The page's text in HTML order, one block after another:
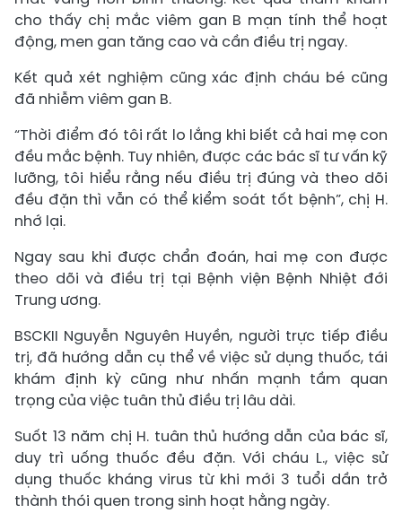
cho thấy chị mắc viêm gan B mạn tính thể hoạt
động, men gan tăng cao và cần điều trị ngay.
Kết quả xét nghiệm cũng xác định cháu bé cũng
đã nhiễm viêm gan B.
“Thời điểm đó tôi rất lo lắng khi biết cả hai mẹ con
đều mắc bệnh. Tuy nhiên, được các bác sĩ tư vấn kỹ
lưỡng, tôi hiểu rằng nếu điều trị đúng và theo dõi
đều đặn thì vẫn có thể kiểm soát tốt bệnh”, chị H.
nhớ lại.
Ngay sau khi được chẩn đoán, hai mẹ con được
theo dõi và điều trị tại Bệnh viện Bệnh Nhiệt đới
Trung ương.
BSCKII Nguyễn Nguyên Huyền, người trực tiếp điều
trị, đã hướng dẫn cụ thể về việc sử dụng thuốc, tái
khám định kỳ cũng như nhấn mạnh tầm quan
trọng của việc tuân thủ điều trị lâu dài.
Suốt 13 năm chị H. tuân thủ hướng dẫn của bác sĩ,
duy trì uống thuốc đều đặn. Với cháu L., việc sử
dụng thuốc kháng virus từ khi mới 3 tuổi dần trở
thành thói quen trong sinh hoạt hằng ngày.